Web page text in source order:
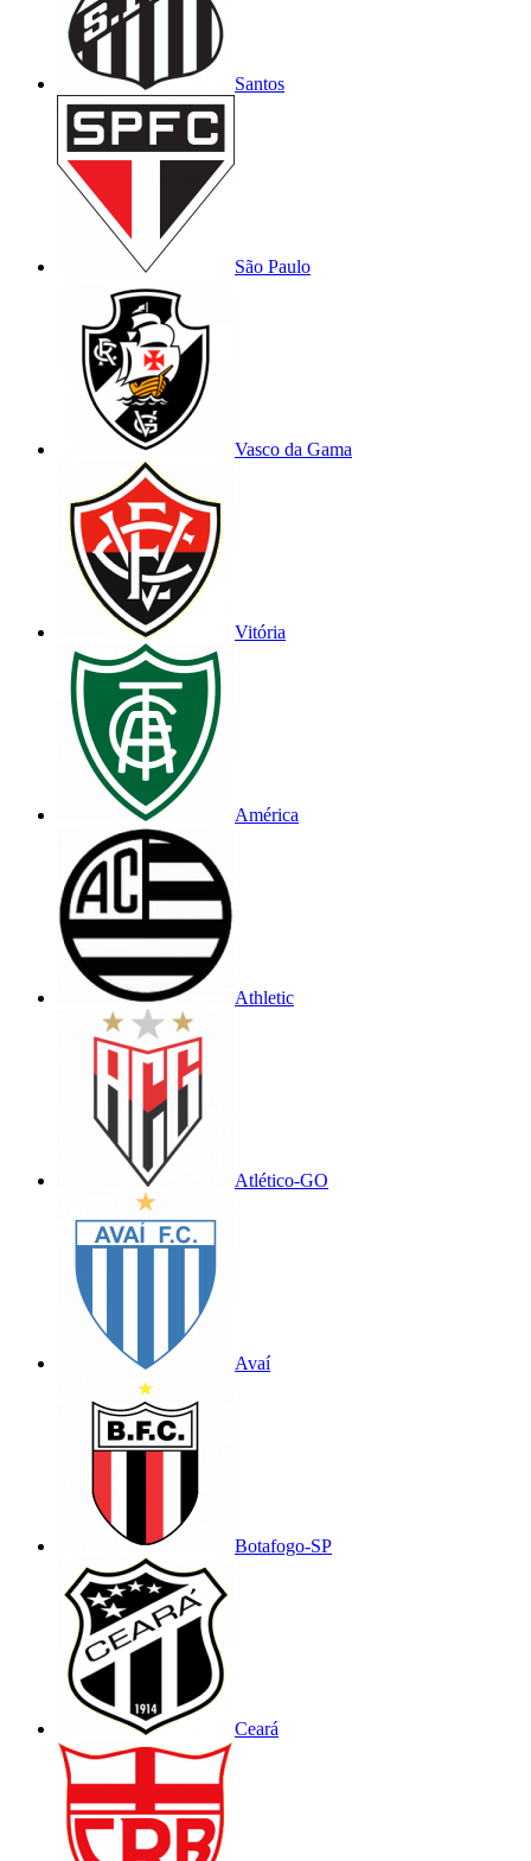
Santos
São Paulo
Vasco da Gama
Vitória
América
Athletic
Atlético-GO
Avaí
Botafogo-SP
Ceará